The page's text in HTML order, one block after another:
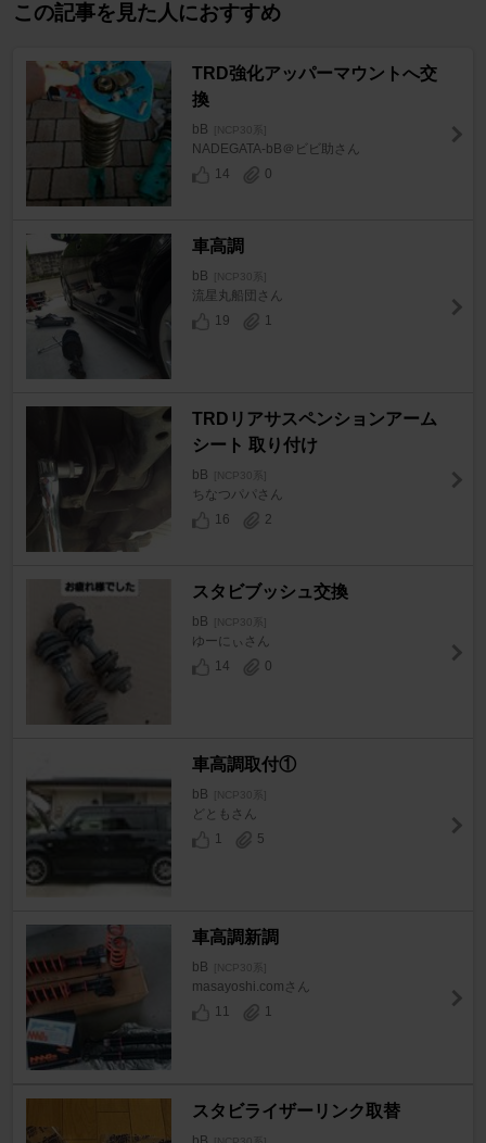
この記事を見た人におすすめ
TRD強化アッパーマウントへ交
換
bB [NCP30系]
NADEGATA-bB＠ビビ助さん
14
0
車高調
bB [NCP30系]
流星丸船団さん
19
1
TRDリアサスペンションアーム
シート 取り付け
bB [NCP30系]
ちなつパパさん
16
2
スタビブッシュ交換
bB [NCP30系]
ゆーにぃさん
14
0
車高調取付①
bB [NCP30系]
どともさん
1
5
車高調新調
bB [NCP30系]
masayoshi.comさん
11
1
スタビライザーリンク取替